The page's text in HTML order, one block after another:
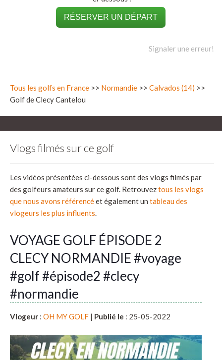
RÉSERVER UN DÉPART
Signaler une erreur!
Tous les golfs en France >> Normandie >> Calvados (14) >>
Golf de Clecy Cantelou
Vlogs filmés sur ce golf
Les vidéos présentées ci-dessous sont des vlogs filmés par
des golfeurs amateurs sur ce golf. Retrouveztous les vlogs
que nous avons référencéet également un tableau des
vlogeurs les plus influents.
VOYAGE GOLF ÉPISODE 2
CLECY NORMANDIE #voyage
#golf #épisode2 #clecy
#normandie
Vlogeur : OH MY GOLF | Publié le : 25-05-2022